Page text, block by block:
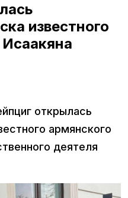
известного
Исаакяна
открылась
армянского
деятеля